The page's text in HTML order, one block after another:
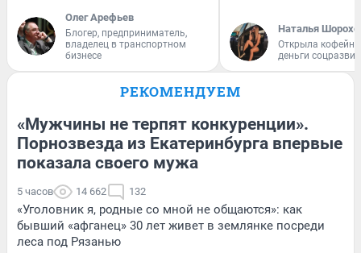
Олег Арефьев
Блогер, предприниматель,
владелец в транспортном
бизнесе
Наталья
Открыла
деньги
РЕКОМЕНДУЕМ
«Мужчины не терпят конкуренции».
Порнозвезда из Екатеринбурга впервые
показала своего мужа
5 часов 14 662 132
«Уголовник я, родные со мной не общаются»: как
бывший «афганец» 30 лет живет в землянке посреди
леса под Рязанью